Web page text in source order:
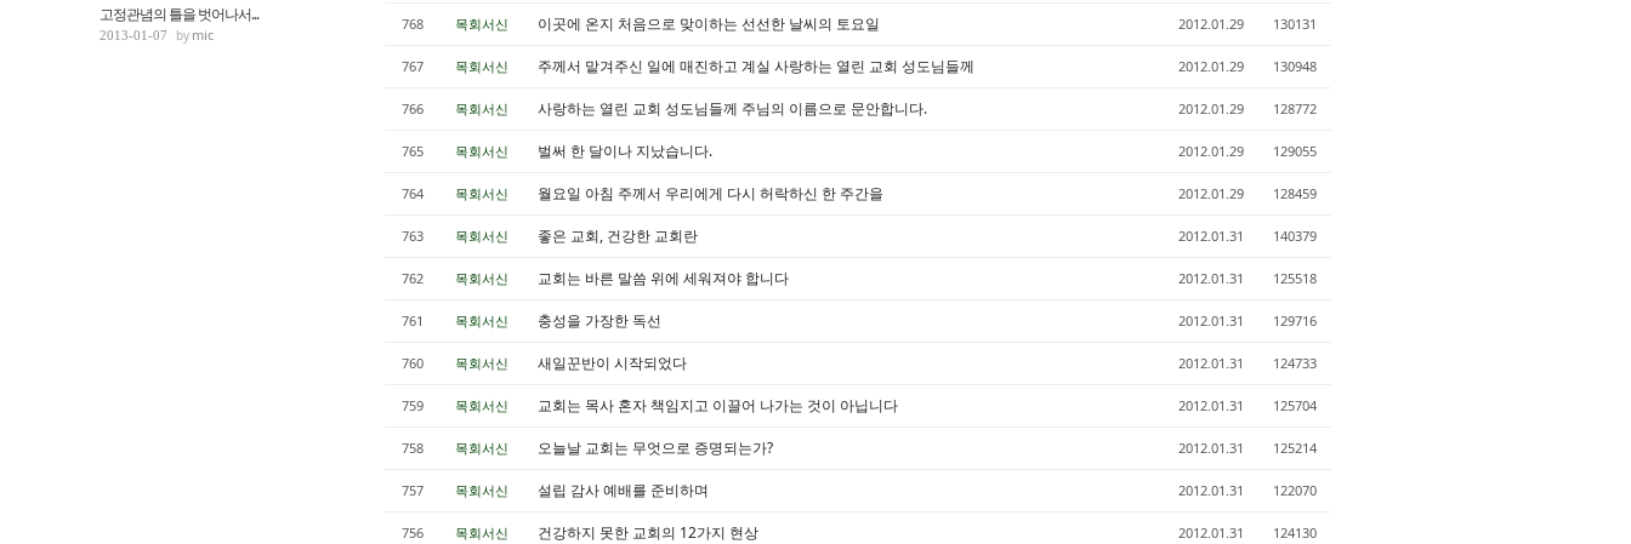
768 목회서신 이곳에 온지 처음으로 맞이하는 선선한 날씨의 토요일 2012.01.29 130131
767 목회서신 주께서 맡겨주신 일에 매진하고 계실 사랑하는 열린 교회 성도님들께 2012.01.29 130948
766 목회서신 사랑하는 열린 교회 성도님들께 주님의 이름으로 문안합니다. 2012.01.29 128772
765 목회서신 벌써 한 달이나 지났습니다. 2012.01.29 129055
764 목회서신 월요일 아침 주께서 우리에게 다시 허락하신 한 주간을 2012.01.29 128459
763 목회서신 좋은 교회, 건강한 교회란 2012.01.31 140379
762 목회서신 교회는 바른 말씀 위에 세워져야 합니다 2012.01.31 125518
761 목회서신 충성을 가장한 독선 2012.01.31 129716
760 목회서신 새일꾼반이 시작되었다 2012.01.31 124733
759 목회서신 교회는 목사 혼자 책임지고 이끌어 나가는 것이 아닙니다 2012.01.31 125704
758 목회서신 오늘날 교회는 무엇으로 증명되는가? 2012.01.31 125214
757 목회서신 설립 감사 예배를 준비하며 2012.01.31 122070
756 목회서신 건강하지 못한 교회의 12가지 현상 2012.01.31 124130
고정관념의 틀을 벗어나서...
2013-01-07 mic